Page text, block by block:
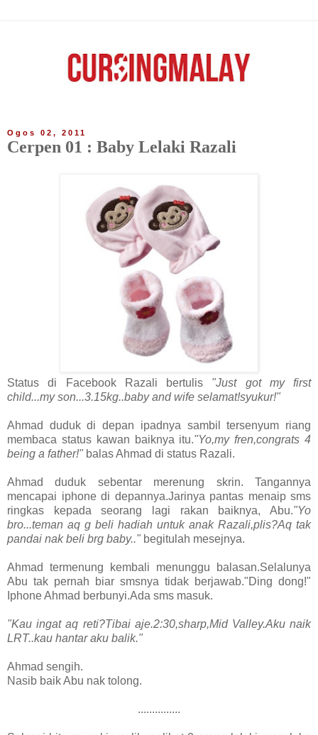
Ogos 02, 2011
Cerpen 01 : Baby Lelaki Razali
Status di Facebook Razali bertulis "Just got my first
child...my son...3.15kg..baby and wife selamat!syukur!"
Ahmad duduk di depan ipadnya sambil tersenyum riang
membaca status kawan baiknya itu."Yo,my fren,congrats 4
being a father!" balas Ahmad di status Razali.
Ahmad duduk sebentar merenung skrin. Tangannya
mencapai iphone di depannya.Jarinya pantas menaip sms
ringkas kepada seorang lagi rakan baiknya, Abu."Yo
bro...teman aq g beli hadiah untuk anak Razali,plis?Aq tak
pandai nak beli brg baby.." begitulah mesejnya.
Ahmad termenung kembali menunggu balasan.Selalunya
Abu tak pernah biar smsnya tidak berjawab."Ding dong!"
Iphone Ahmad berbunyi.Ada sms masuk.
"Kau ingat aq reti?Tibai aje.2:30,sharp,Mid Valley.Aku naik
LRT..kau hantar aku balik."
Ahmad sengih.
Nasib baik Abu nak tolong.
...............